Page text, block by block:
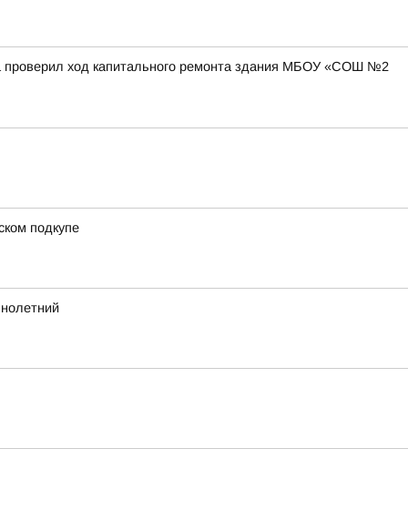
проверил ход капитального ремонта здания МБОУ «СОШ №2
подкупе